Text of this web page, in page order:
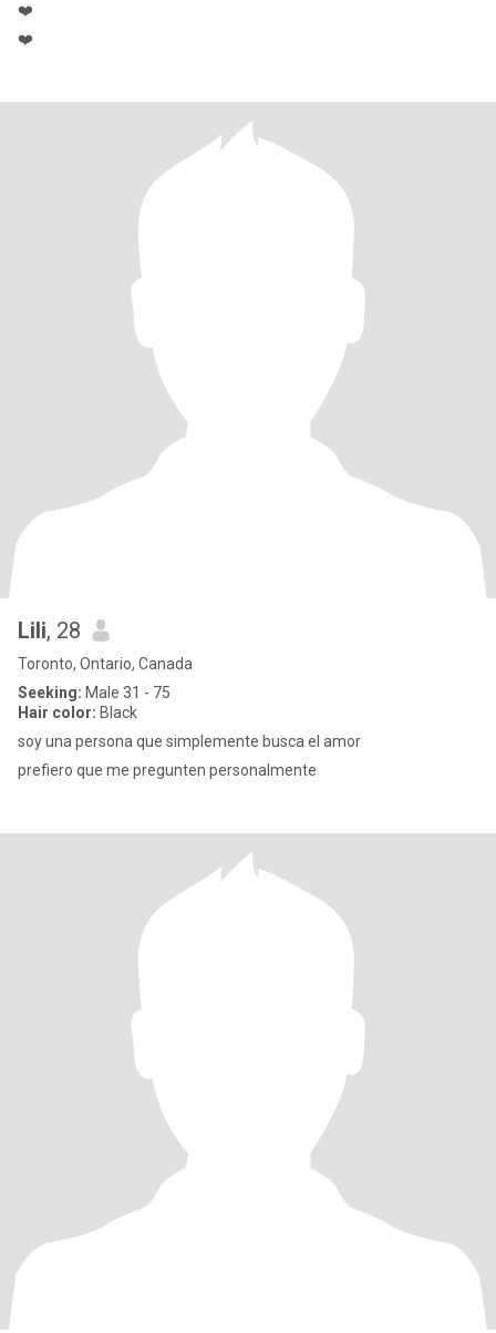
❤️
❤️
Lili, 28
Toronto, Ontario, Canada
Seeking: Male 31 - 75
Hair color: Black
soy una persona que simplemente busca el amor
prefiero que me pregunten personalmente